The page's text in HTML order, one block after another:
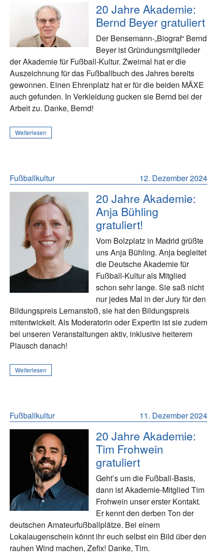
20 Jahre Akademie:
Bernd Beyer gratuliert
Der Bensemann-„Biograf“ Bernd
Beyer ist Gründungsmitglieder
der Akademie für Fußball-Kultur. Zweimal hat er die
Auszeichnung für das Fußballbuch des Jahres bereits
gewonnen. Einen Ehrenplatz hat er für die beiden MÄXE
auch gefunden. In Verkleidung gucken sie Bernd bei der
Arbeit zu. Danke, Bernd!
Weiterlesen
12. Dezember 2024
Fußballkultur
20 Jahre Akademie:
Anja Bühling
gratuliert!
Vom Bolzplatz in Madrid grüßte
uns Anja Bühling. Anja begleitet
die Deutsche Akademie für
Fußball-Kultur als Mitglied
schon sehr lange. Sie saß nicht
nur jedes Mal in der Jury für den
Bildungspreis Lernanstoß, sie hat den Bildungspreis
mitentwickelt. Als Moderatorin oder Expertin ist sie zudem
bei unseren Veranstaltungen aktiv, inklusive heiterem
Plausch danach!
Weiterlesen
11. Dezember 2024
Fußballkultur
20 Jahre Akademie:
Tim Frohwein
gratuliert
Geht’s um die Fußball-Basis,
dann ist Akademie-Mitglied Tim
Frohwein unser erster Kontakt.
Er kennt den derben Ton der
deutschen Amateurfußballplätze. Bei einem
Lokalaugenschein könnt ihr euch selbst ein Bild über den
rauhen Wind machen, Zefix! Danke, Tim.